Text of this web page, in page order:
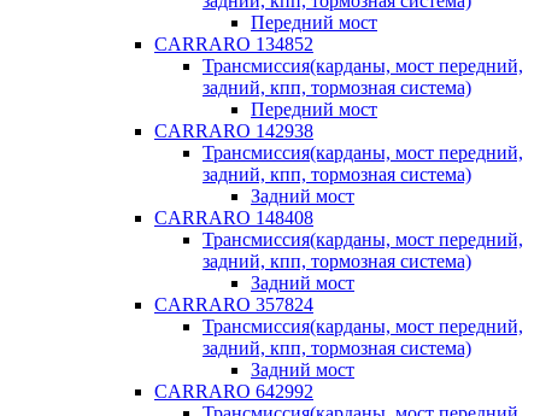
Передний мост
CARRARO 134852
Трансмиссия(карданы, мост передний,
задний, кпп, тормозная система)
Передний мост
CARRARO 142938
Трансмиссия(карданы, мост передний,
задний, кпп, тормозная система)
Задний мост
CARRARO 148408
Трансмиссия(карданы, мост передний,
задний, кпп, тормозная система)
Задний мост
CARRARO 357824
Трансмиссия(карданы, мост передний,
задний, кпп, тормозная система)
Задний мост
CARRARO 642992